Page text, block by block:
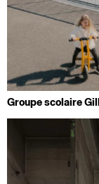
Groupe scolaire